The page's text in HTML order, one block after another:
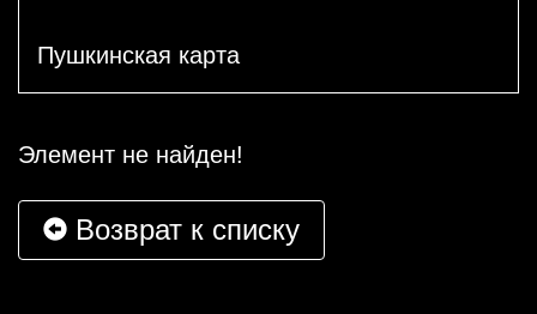
Пушкинская карта
Элемент не найден!
Возврат к списку